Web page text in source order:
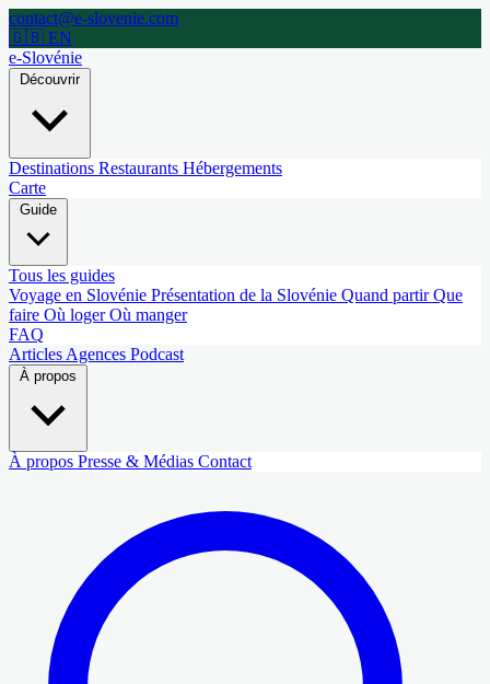
contact@e-slovenie.com
🇬🇧 EN
e-Slovénie
Découvrir
Destinations Restaurants Hébergements
Carte
Tous les guides
Voyage en Slovénie Présentation de la Slovénie Quand partirQue
faire Où logerOù manger
FAQ
Articles Agences Podcast
À propos Presse & Médias Contact